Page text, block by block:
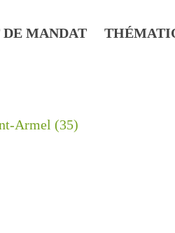
DE MANDAT
Armel (35)